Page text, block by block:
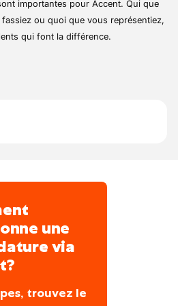
d’un chef
Matériel adapté et
importantes pour Accent. Qui que
ou quoi que vous représentiez,
qui font la différence.
une
via
trouvez le